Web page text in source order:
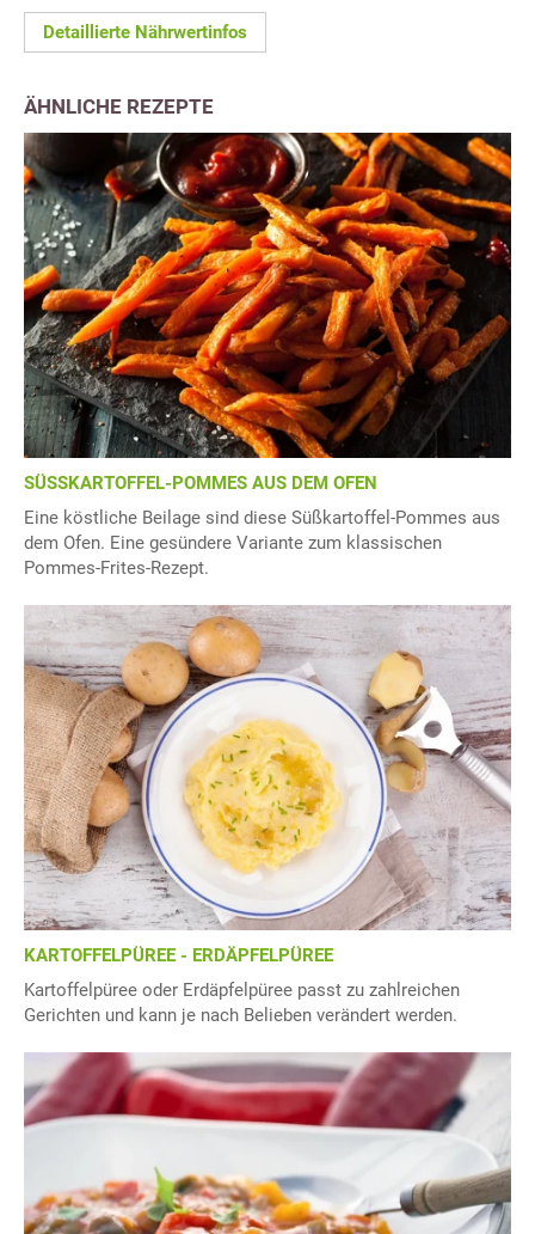
Detaillierte Nährwertinfos
ÄHNLICHE REZEPTE
SÜSSKARTOFFEL-POMMES AUS DEM OFEN
Eine köstliche Beilage sind diese Süßkartoffel-Pommes aus
dem Ofen. Eine gesündere Variante zum klassischen
Pommes-Frites-Rezept.
KARTOFFELPÜREE - ERDÄPFELPÜREE
Kartoffelpüree oder Erdäpfelpüree passt zu zahlreichen
Gerichten und kann je nach Belieben verändert werden.